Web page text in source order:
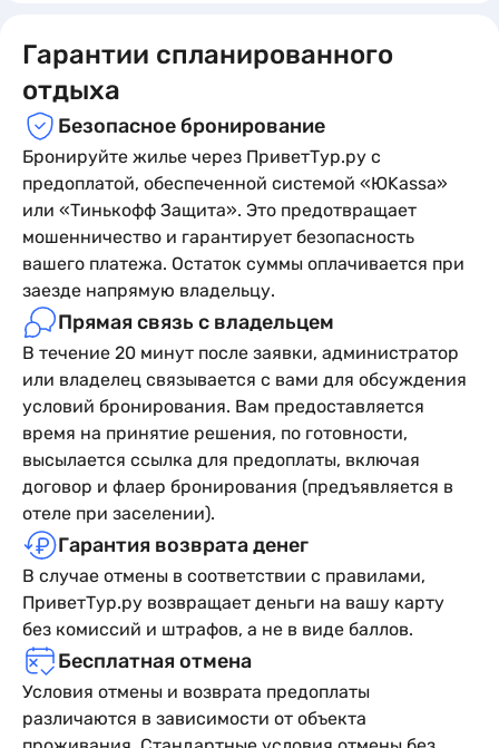
Гарантии спланированного
отдыха
Безопасное бронирование
Бронируйте жилье через ПриветТур.ру с
предоплатой, обеспеченной системой «ЮKassa»
или «Тинькофф Защита». Это предотвращает
мошенничество и гарантирует безопасность
вашего платежа. Остаток суммы оплачивается при
заезде напрямую владельцу.
Прямая связь с владельцем
В течение 20 минут после заявки, администратор
или владелец связывается с вами для обсуждения
условий бронирования. Вам предоставляется
время на принятие решения, по готовности,
высылается ссылка для предоплаты, включая
договор и флаер бронирования (предъявляется в
отеле при заселении).
Гарантия возврата денег
В случае отмены в соответствии с правилами,
ПриветТур.ру возвращает деньги на вашу карту
без комиссий и штрафов, а не в виде баллов.
Бесплатная отмена
Условия отмены и возврата предоплаты
различаются в зависимости от объекта